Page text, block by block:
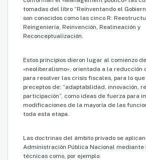
tomadas del libro “Reinventando el
son conocidos como las cinco R:
Reingeniería, Reinvención, Realineación y
Reconceptualización.
Estos principios dieron lugar al comienzo
«neoliberalismo», orientada a la reducción
para resolver las crisis fiscales, para lo
preceptos de: “adaptabilidad, innovación,
participación”, como ideas de fuerza para
modificaciones de la mayoría de las
toda esta etapa.
Las doctrinas del ámbito privado se
Administración Pública Nacional mediante
técnicas como, por ejemplo: